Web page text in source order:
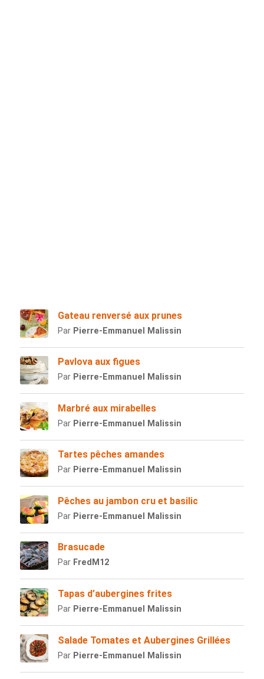
Gateau renversé aux prunes
Par Pierre-Emmanuel Malissin
Pavlova aux figues
Par Pierre-Emmanuel Malissin
Marbré aux mirabelles
Par Pierre-Emmanuel Malissin
Tartes pêches amandes
Par Pierre-Emmanuel Malissin
Pêches au jambon cru et basilic
Par Pierre-Emmanuel Malissin
Brasucade
Par FredM12
Tapas d’aubergines frites
Par Pierre-Emmanuel Malissin
Salade Tomates et Aubergines Grillées
Par Pierre-Emmanuel Malissin